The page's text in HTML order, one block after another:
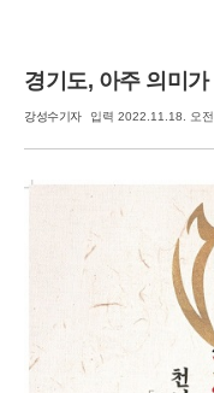
경기도, 아주 의미
강성수기자 입력 2022.11.18. 오